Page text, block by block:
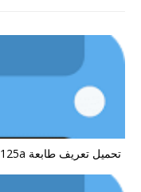
تحميل تعريف طابعة HP Laser MFP 125a